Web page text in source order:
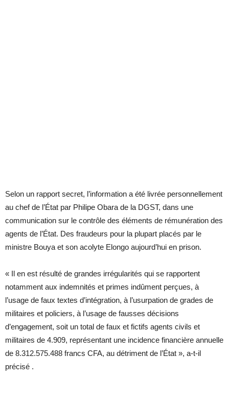
Selon un rapport secret, l’information a été livrée personnellement
au chef de l’État par Philipe Obara de la DGST, dans une
communication sur le contrôle des éléments de rémunération des
agents de l’État. Des fraudeurs pour la plupart placés par le
ministre Bouya et son acolyte Elongo aujourd’hui en prison.
« Il en est résulté de grandes irrégularités qui se rapportent
notamment aux indemnités et primes indûment perçues, à
l’usage de faux textes d’intégration, à l’usurpation de grades de
militaires et policiers, à l’usage de fausses décisions
d’engagement, soit un total de faux et fictifs agents civils et
militaires de 4.909, représentant une incidence financière annuelle
de 8.312.575.488 francs CFA, au détriment de l’État », a-t-il
précisé .